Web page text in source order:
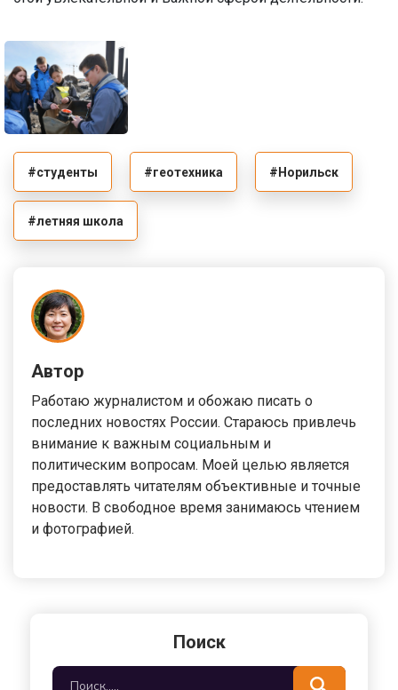
#студенты #геотехника #Норильск
#летняя школа
Автор
Работаю журналистом и обожаю писать о
последних новостях России. Стараюсь привлечь
внимание к важным социальным и
политическим вопросам. Моей целью является
предоставлять читателям объективные и точные
новости. В свободное время занимаюсь чтением
и фотографией.
Поиск